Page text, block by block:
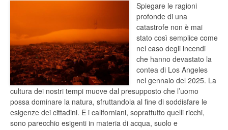
Spiegare le ragioni
profonde di una
catastrofe non è mai
stato così semplice come
nel caso degli incendi
che hanno devastato la
contea di Los Angeles
nel gennaio del 2025. La
cultura dei nostri tempi muove dal presupposto che l’uomo
possa dominare la natura, sfruttandola al fine di soddisfare le
esigenze dei cittadini. E i californiani, soprattutto quelli ricchi,
sono parecchio esigenti in materia di acqua, suolo e